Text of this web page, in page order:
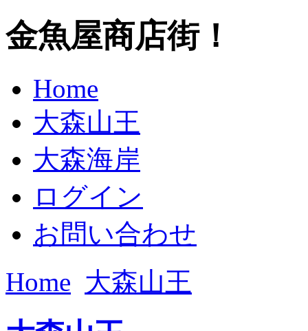
金魚屋商店街！
Home
大森山王
大森海岸
ログイン
お問い合わせ
Home 大森山王